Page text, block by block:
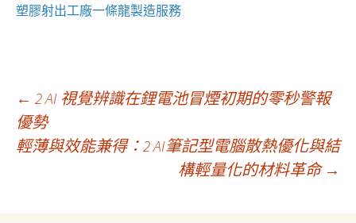
塑膠射出工廠一條龍製造服務
文
章
← 2 AI 視覺辨識在鋰電池冒煙初期的零秒警報
優勢
輕薄與效能兼得：2 AI筆記型電腦散熱優化與結
構輕量化的材料革命 →